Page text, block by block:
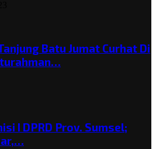
Batu Jumat Curhat Di
I DPRD Prov. Sumsel;